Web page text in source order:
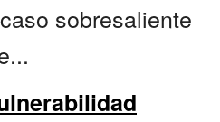
sobresaliente